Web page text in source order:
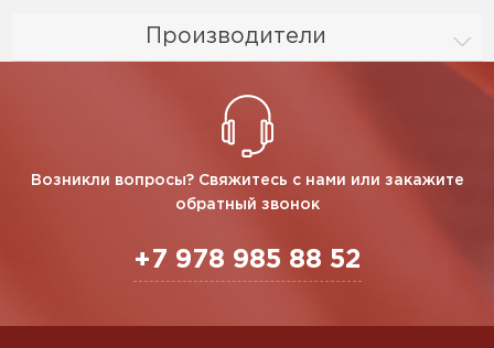
Производители
Возникли вопросы? Свяжитесь с нами или закажите
обратный звонок
+7 978 985 88 52